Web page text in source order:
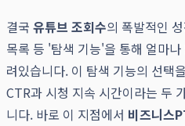
결국 유튜브 조회수의 폭발적인
목록 등 '탐색 기능'을 통해 얼마
려있습니다. 이 탐색 기능의 선택
CTR과 시청 지속 시간이라는 두
니다. 바로 이 지점에서 비즈니스